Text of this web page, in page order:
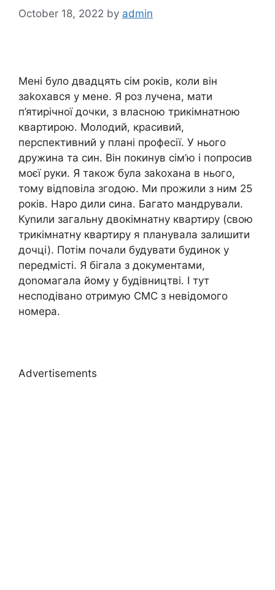
October 18, 2022 by admin
Мені було двадцять сім років, коли він
заkохався у мене. Я роз лучена, мати
п’ятирічної дочки, з власною трикімнатною
квартирою. Молодий, красивий,
перспективний у плані професії. У нього
дружина та син. Він покинув сім’ю і попросив
моєї руки. Я також була заkохана в нього,
тому відповіла згодою. Ми прожили з ним 25
років. Наро дили сина. Багато мандрували.
Куnили загальну двокімнатну квартиру (свою
трикімнатну квартиру я планувала залишити
дочці). Потім почали будувати будинок у
передмісті. Я бігала з документами,
доnомагала йому у будівництві. І тут
несподівано отримую СМС з невідомого
номера.
Advertisements